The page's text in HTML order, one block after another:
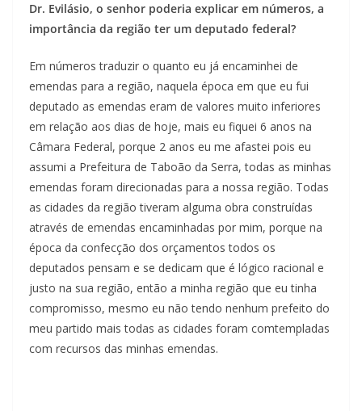
Dr. Evilásio, o senhor poderia explicar em números, a
importância da região ter um deputado federal?
Em números traduzir o quanto eu já encaminhei de
emendas para a região, naquela época em que eu fui
deputado as emendas eram de valores muito inferiores
em relação aos dias de hoje, mais eu fiquei 6 anos na
Câmara Federal, porque 2 anos eu me afastei pois eu
assumi a Prefeitura de Taboão da Serra, todas as minhas
emendas foram direcionadas para a nossa região. Todas
as cidades da região tiveram alguma obra construídas
através de emendas encaminhadas por mim, porque na
época da confecção dos orçamentos todos os
deputados pensam e se dedicam que é lógico racional e
justo na sua região, então a minha região que eu tinha
compromisso, mesmo eu não tendo nenhum prefeito do
meu partido mais todas as cidades foram comtempladas
com recursos das minhas emendas.